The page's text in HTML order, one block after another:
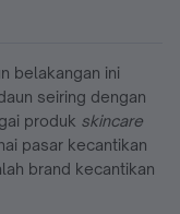
belakangan ini
seiring dengan
produk skincare
pasar kecantikan
brand kecantikan